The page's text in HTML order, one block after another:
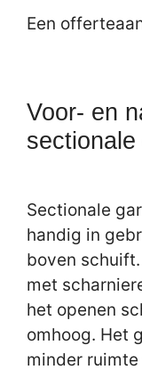
Een
Voor- en
Sectionale
handig in
boven
met
het openen
omhoog. Het
minder